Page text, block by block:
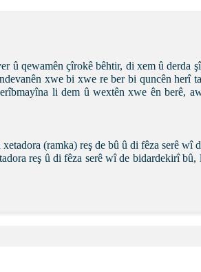
û qewamên çîrokê bêhtir, di xem û derda
xwe bi xwe re ber bi quncên herî
li dem û wextên xwe ên berê,
(ramka) reş de bû û di fêza serê wî
reş û di fêza serê wî de bidardekirî